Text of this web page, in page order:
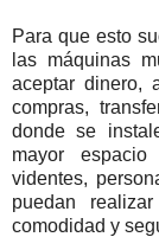
Para que esto
las máquinas
aceptar dinero,
compras,
donde se
mayor
videntes,
puedan
comodidad y